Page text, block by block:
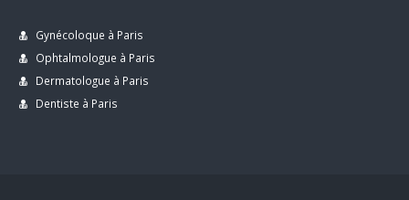
Gynécoloque à Paris
Ophtalmologue à Paris
Dermatologue à Paris
Dentiste à Paris